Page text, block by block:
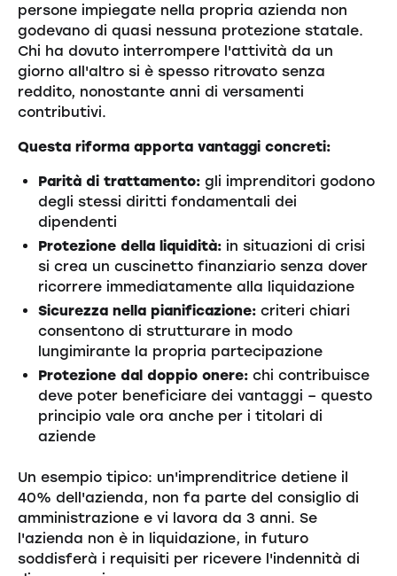
persone impiegate nella propria azienda non
godevano di quasi nessuna protezione statale.
Chi ha dovuto interrompere l'attività da un
giorno all'altro si è spesso ritrovato senza
reddito, nonostante anni di versamenti
contributivi.
Questa riforma apporta vantaggi concreti:
Parità di trattamento: gli imprenditori godono
degli stessi diritti fondamentali dei
dipendenti
Protezione della liquidità: in situazioni di crisi
si crea un cuscinetto finanziario senza dover
ricorrere immediatamente alla liquidazione
Sicurezza nella pianificazione: criteri chiari
consentono di strutturare in modo
lungimirante la propria partecipazione
Protezione dal doppio onere: chi contribuisce
deve poter beneficiare dei vantaggi – questo
principio vale ora anche per i titolari di
aziende
Un esempio tipico: un'imprenditrice detiene il
40% dell'azienda, non fa parte del consiglio di
amministrazione e vi lavora da 3 anni. Se
l'azienda non è in liquidazione, in futuro
soddisferà i requisiti per ricevere l'indennità di